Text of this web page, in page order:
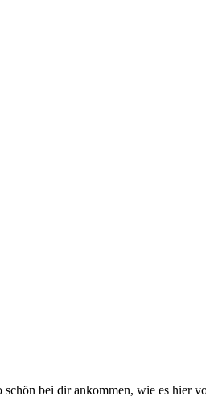
bei dir ankommen, wie es